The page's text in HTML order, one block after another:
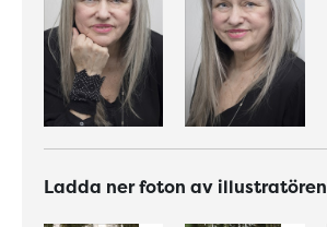
Ladda ner foton av illustratören